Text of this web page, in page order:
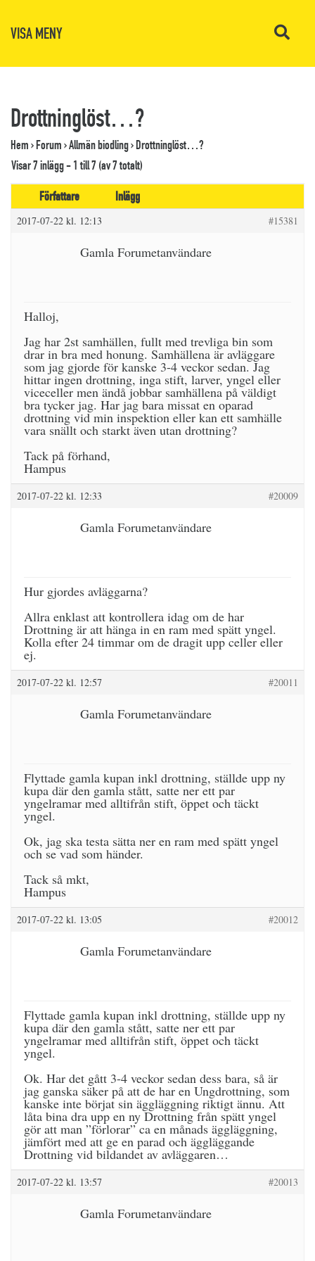
VISA MENY
Drottninglöst…?
Hem›Forum›Allmän biodling›Drottninglöst…?
Visar 7 inlägg - 1 till 7 (av 7 totalt)
Författare
Inlägg
2017-07-22 kl. 12:13 #15381
Gamla Forumetanvändare
Halloj,
Jag har 2st samhällen, fullt med trevliga bin som
drar in bra med honung. Samhällena är avläggare
som jag gjorde för kanske 3-4 veckor sedan. Jag
hittar ingen drottning, inga stift, larver, yngel eller
viceceller men ändå jobbar samhällena på väldigt
bra tycker jag. Har jag bara missat en oparad
drottning vid min inspektion eller kan ett samhälle
vara snällt och starkt även utan drottning?
Tack på förhand,
Hampus
2017-07-22 kl. 12:33 #20009
Gamla Forumetanvändare
Hur gjordes avläggarna?
Allra enklast att kontrollera idag om de har
Drottning är att hänga in en ram med spätt yngel.
Kolla efter 24 timmar om de dragit upp celler eller
ej.
2017-07-22 kl. 12:57 #20011
Gamla Forumetanvändare
Flyttade gamla kupan inkl drottning, ställde upp ny
kupa där den gamla stått, satte ner ett par
yngelramar med alltifrån stift, öppet och täckt
yngel.
Ok, jag ska testa sätta ner en ram med spätt yngel
och se vad som händer.
Tack så mkt,
Hampus
2017-07-22 kl. 13:05 #20012
Gamla Forumetanvändare
Flyttade gamla kupan inkl drottning, ställde upp ny
kupa där den gamla stått, satte ner ett par
yngelramar med alltifrån stift, öppet och täckt
yngel.
Ok. Har det gått 3-4 veckor sedan dess bara, så är
jag ganska säker på att de har en Ungdrottning, som
kanske inte börjat sin äggläggning riktigt ännu. Att
låta bina dra upp en ny Drottning från spätt yngel
gör att man ”förlorar” ca en månads äggläggning,
jämfört med att ge en parad och äggläggande
Drottning vid bildandet av avläggaren…
2017-07-22 kl. 13:57 #20013
Gamla Forumetanvändare